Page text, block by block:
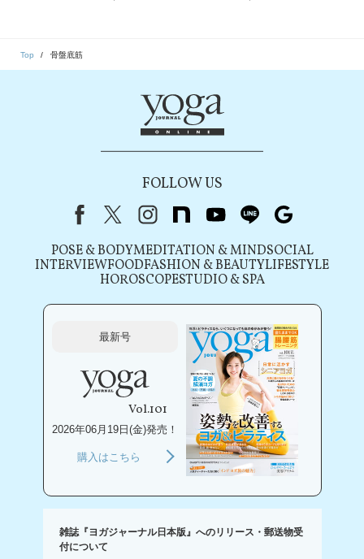
Top 骨盤底筋
FOLLOW US
FacebookX（旧Twitter）
instagram
note youtubeline
POSE & BODYMEDITATION & MINDSOCIAL
INTERVIEWFOODFASHION & BEAUTYLIFESTYLE
HOROSCOPESTUDIO & SPA
最新号
Vol.101
2026年06月19日(金)発売！
購入はこちら
雑誌『ヨガジャーナル日本版』へのリリース・郵送物受
付について